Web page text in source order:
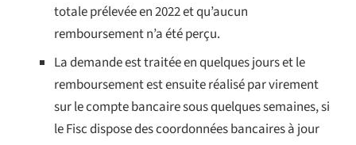
totale prélevée en 2022 et qu’aucun
remboursement n’a été perçu.
La demande est traitée en quelques jours et le
remboursement est ensuite réalisé par virement
sur le compte bancaire sous quelques semaines, si
le Fisc dispose des coordonnées bancaires à jour